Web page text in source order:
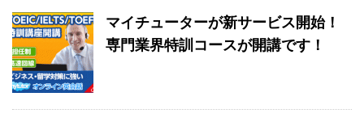
マイチューターが新サービス開始！
専門業界特訓コースが開講です！